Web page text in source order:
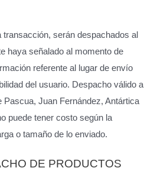
transacción, serán despachados al
haya señalado al momento de
referente al lugar de envío
del usuario. Despacho válido a
Pascua, Juan Fernández, Antártica
puede tener costo según la
o tamaño de lo enviado.
DE PRODUCTOS